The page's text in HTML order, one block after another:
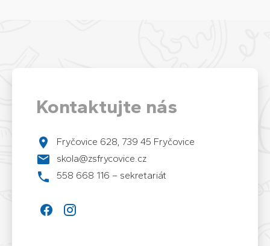
Kontaktujte nás
Fryčovice 628, 739 45 Fryčovice
skola@zsfrycovice.cz
558 668 116 – sekretariát